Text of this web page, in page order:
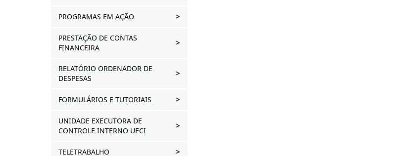
PROGRAMAS EM AÇÃO
PRESTAÇÃO DE CONTAS
FINANCEIRA
RELATÓRIO ORDENADOR DE
DESPESAS
FORMULÁRIOS E TUTORIAIS
UNIDADE EXECUTORA DE
CONTROLE INTERNO UECI
TELETRABALHO